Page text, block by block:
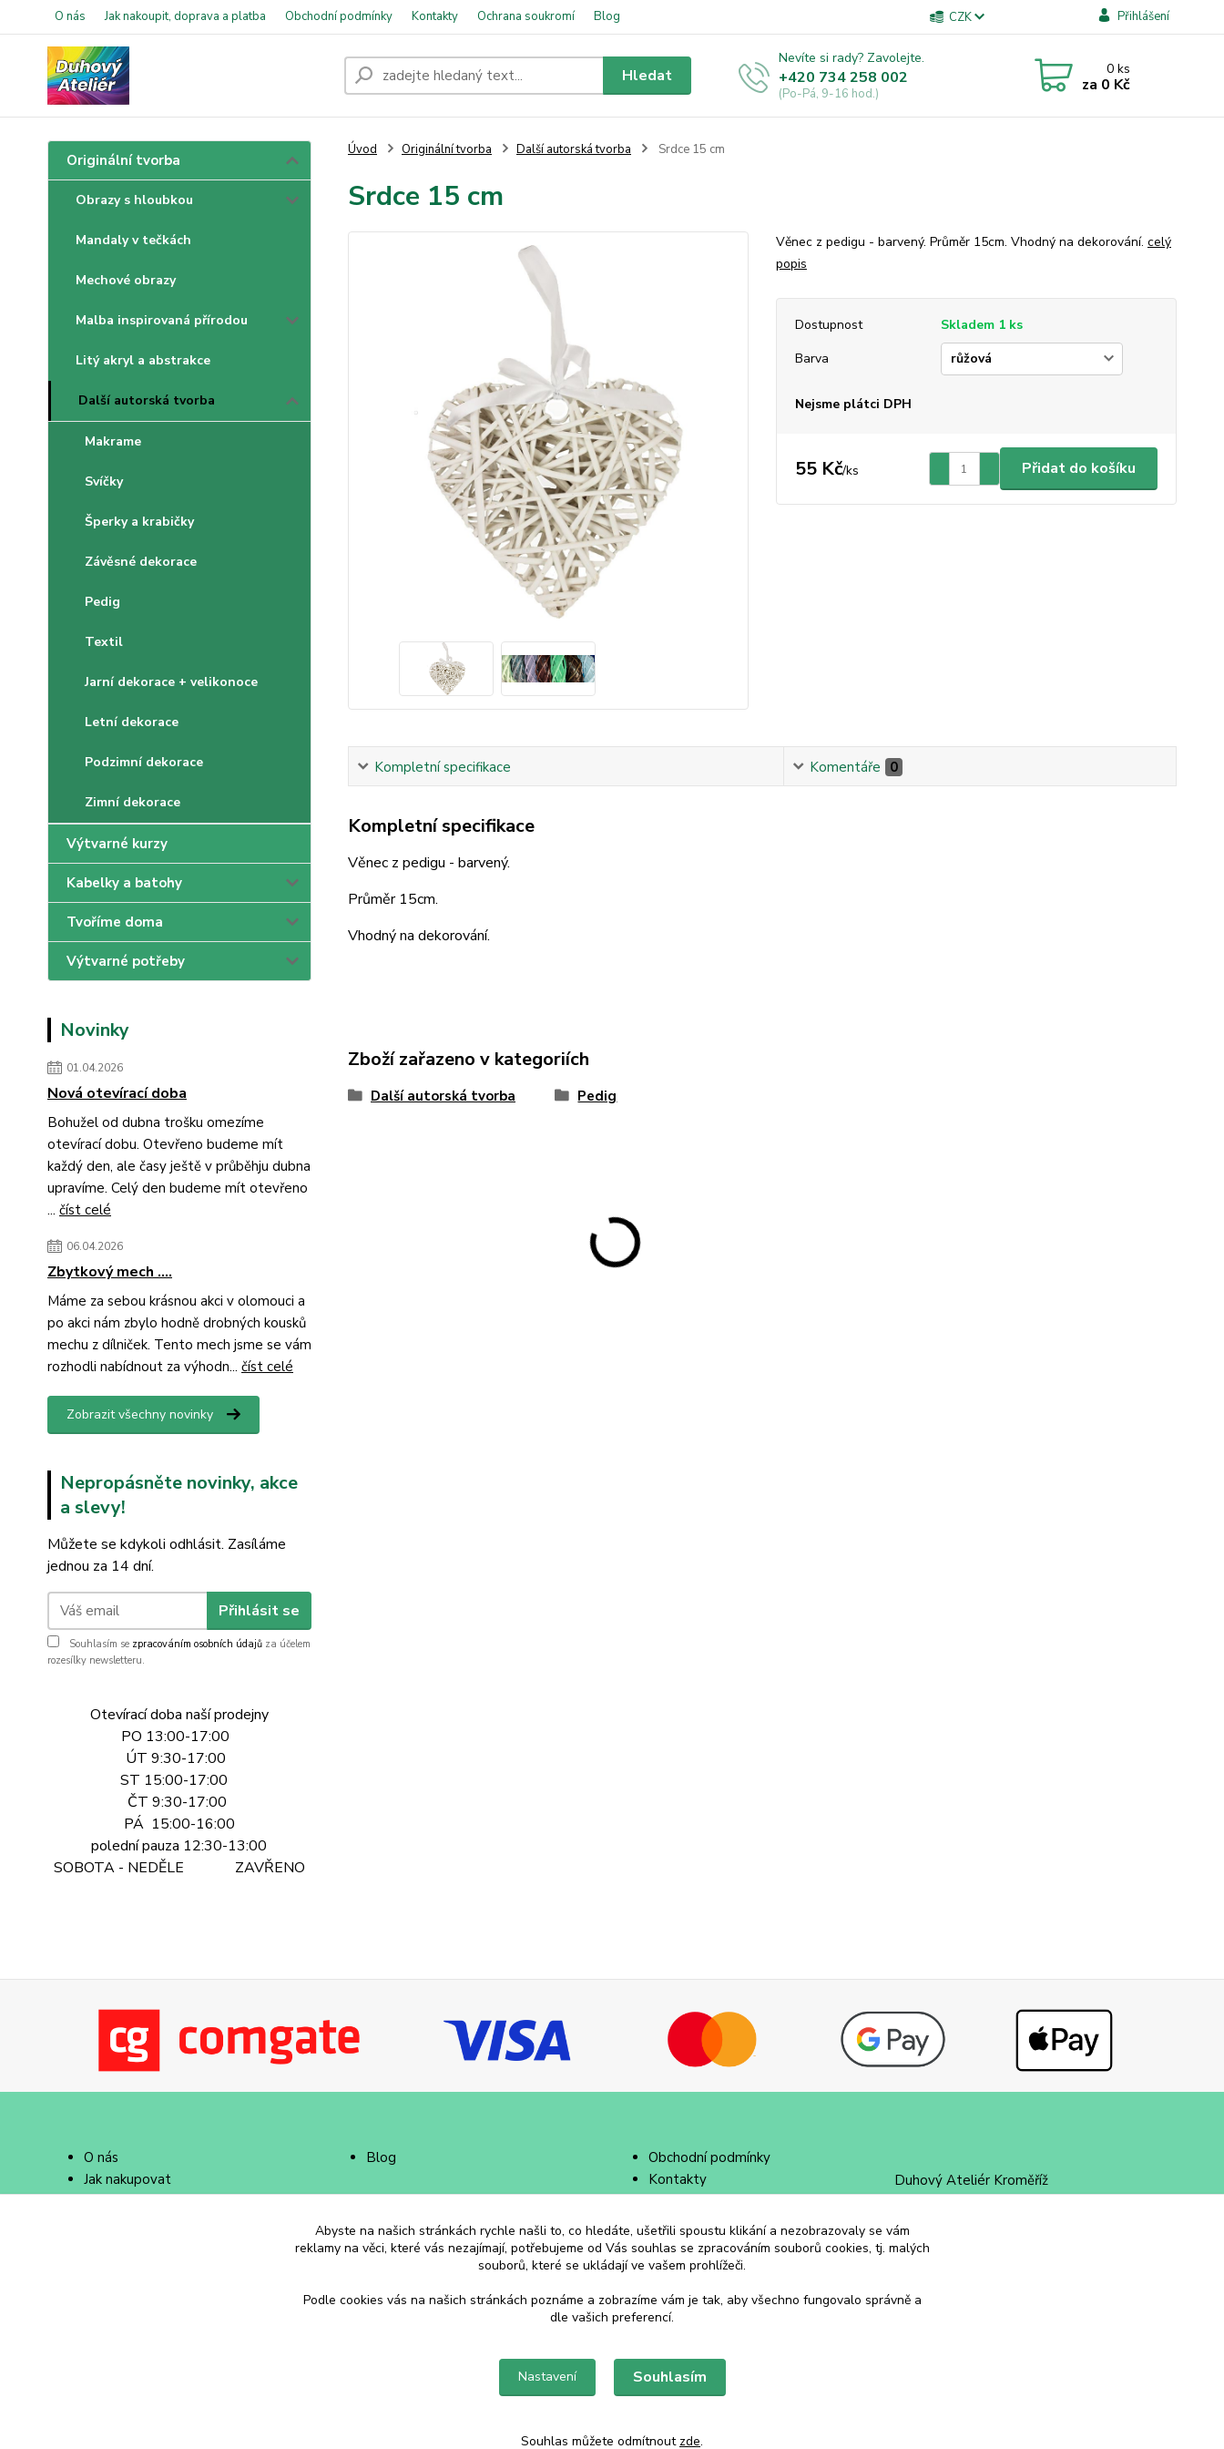
O nás Jak nakoupit, doprava a platba Obchodní podmínky Kontakty Ochrana soukromí Blog CZK Přihlášení
Hledat
Nevíte si rady? Zavolejte.
+420 734 258 002
(Po-Pá, 9-16 hod.)
0ks
za 0 Kč
Originální tvorba
Obrazy s hloubkou
Mandaly v tečkách
Mechové obrazy
Malba inspirovaná přírodou
Litý akryl a abstrakce
Další autorská tvorba
Makrame
Svíčky
Šperky a krabičky
Závěsné dekorace
Pedig
Textil
Jarní dekorace + velikonoce
Letní dekorace
Podzimní dekorace
Zimní dekorace
Výtvarné kurzy
Kabelky a batohy
Tvoříme doma
Výtvarné potřeby
Novinky
01.04.2026
Nová otevírací doba
Bohužel od dubna trošku omezíme
otevírací dobu. Otevřeno budeme mít
každý den, ale časy ještě v průběhju dubna
upravíme. Celý den budeme mít otevřeno
... číst celé
06.04.2026
Zbytkový mech ....
Máme za sebou krásnou akci v olomouci a
po akci nám zbylo hodně drobných kousků
mechu z dílniček. Tento mech jsme se vám
rozhodli nabídnout za výhodn... číst celé
Zobrazit všechny novinky
Nepropásněte novinky, akce
a slevy!
Můžete se kdykoli odhlásit. Zasíláme
jednou za 14 dní.
Přihlásit se
Souhlasím se zpracováním osobních údajů za účelem
rozesílky newsletteru.
Otevírací doba naší prodejny
PO 13:00-17:00
ÚT 9:30-17:00
ST 15:00-17:00
ČT 9:30-17:00
PÁ 15:00-16:00
polední pauza 12:30-13:00
SOBOTA - NEDĚLE ZAVŘENO
Úvod Originální tvorba Další autorská tvorba Srdce 15 cm
Srdce 15 cm
Věnec z pedigu - barvený. Průměr 15cm. Vhodný na dekorování. celý
popis
Dostupnost
Skladem 1 ks
Barva
Nejsme plátci DPH
55 Kč/ks Přidat do košíku
Kompletní specifikace Komentáře 0
Kompletní specifikace
Věnec z pedigu - barvený.
Průměr 15cm.
Vhodný na dekorování.
Zboží zařazeno v kategoriích
Další autorská tvorba Pedig
O nás
Jak nakupovat
Doprava a platba
Blog
Obchodní podmínky
Kontakty
Duhový Ateliér Kroměříž
+420 734 258 002
Abyste na našich stránkách rychle našli to, co hledáte, ušetřili spoustu klikání a nezobrazovaly se vám
reklamy na věci, které vás nezajímají, potřebujeme od Vás souhlas se zpracováním souborů cookies, tj. malých
souborů, které se ukládají ve vašem prohlížeči.
Podle cookies vás na našich stránkách poznáme a zobrazíme vám je tak, aby všechno fungovalo správně a
dle vašich preferencí.
Nastavení Souhlasím
Souhlas můžete odmítnout zde.